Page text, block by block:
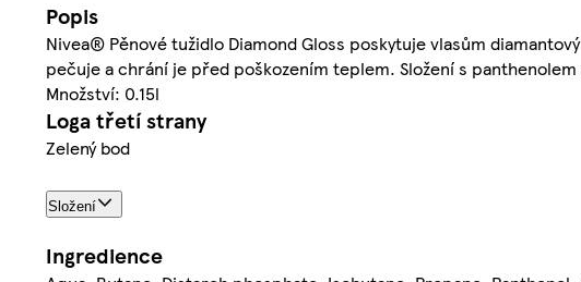
Popis
Nivea® Pěnové tužidlo Diamond Gloss poskytuje vlasům
pečuje a chrání je před poškozením teplem. Složení s
Množství: 0.15l
Loga třetí strany
Zelený bod
Složení
Ingredience